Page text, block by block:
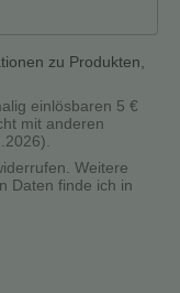
zu Produkten,
einlösbaren 5 €
mit anderen
Weitere
Daten finde ich in